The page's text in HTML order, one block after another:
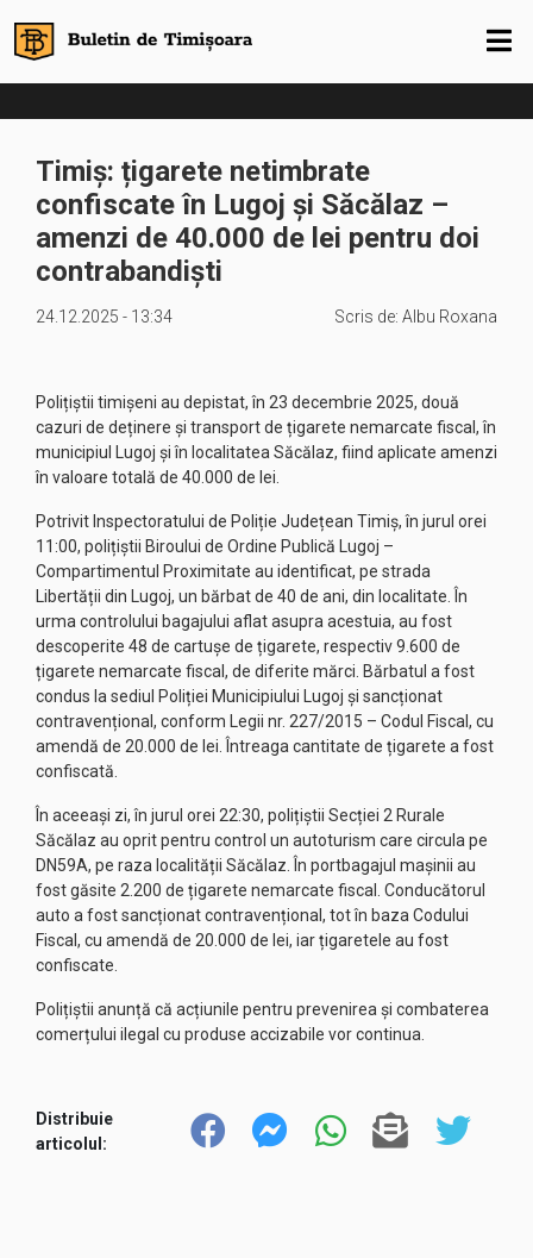
Timiș: țigarete netimbrate
confiscate în Lugoj și Săcălaz –
amenzi de 40.000 de lei pentru doi
contrabandiști
24.12.2025 - 13:34 Scris de: Albu Roxana
Polițiștii timișeni au depistat, în 23 decembrie 2025, două
cazuri de deținere și transport de țigarete nemarcate fiscal, în
municipiul Lugoj și în localitatea Săcălaz, fiind aplicate amenzi
în valoare totală de 40.000 de lei.
Potrivit Inspectoratului de Poliție Județean Timiș, în jurul orei
11:00, polițiștii Biroului de Ordine Publică Lugoj –
Compartimentul Proximitate au identificat, pe strada
Libertății din Lugoj, un bărbat de 40 de ani, din localitate. În
urma controlului bagajului aflat asupra acestuia, au fost
descoperite 48 de cartușe de țigarete, respectiv 9.600 de
țigarete nemarcate fiscal, de diferite mărci. Bărbatul a fost
condus la sediul Poliției Municipiului Lugoj și sancționat
contravențional, conform Legii nr. 227/2015 – Codul Fiscal, cu
amendă de 20.000 de lei. Întreaga cantitate de țigarete a fost
confiscată.
În aceeași zi, în jurul orei 22:30, polițiștii Secției 2 Rurale
Săcălaz au oprit pentru control un autoturism care circula pe
DN59A, pe raza localității Săcălaz. În portbagajul mașinii au
fost găsite 2.200 de țigarete nemarcate fiscal. Conducătorul
auto a fost sancționat contravențional, tot în baza Codului
Fiscal, cu amendă de 20.000 de lei, iar țigaretele au fost
confiscate.
Polițiștii anunță că acțiunile pentru prevenirea și combaterea
comerțului ilegal cu produse accizabile vor continua.
Distribuie
articolul: